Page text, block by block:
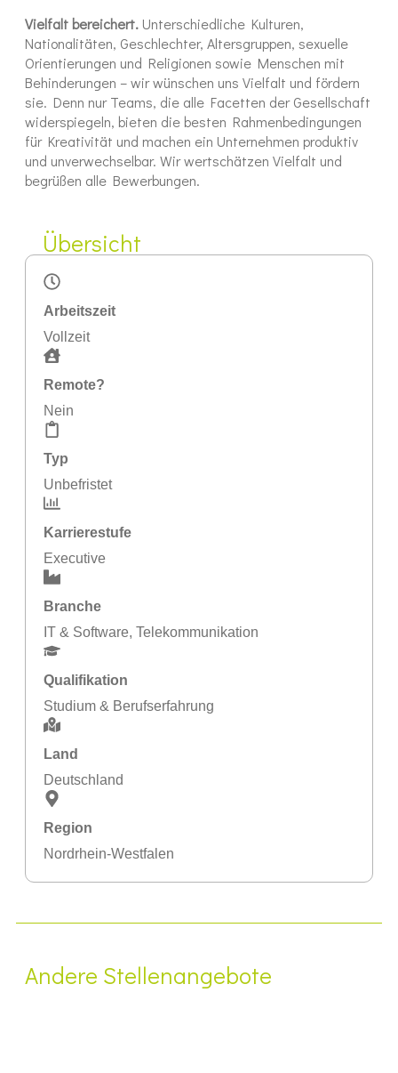
Vielfalt bereichert. Unterschiedliche Kulturen,
Nationalitäten, Geschlechter, Altersgruppen, sexuelle
Orientierungen und Religionen sowie Menschen mit
Behinderungen – wir wünschen uns Vielfalt und fördern
sie. Denn nur Teams, die alle Facetten der Gesellschaft
widerspiegeln, bieten die besten Rahmenbedingungen
für Kreativität und machen ein Unternehmen produktiv
und unverwechselbar. Wir wertschätzen Vielfalt und
begrüßen alle Bewerbungen.
Übersicht
Arbeitszeit
Vollzeit
Remote?
Nein
Typ
Unbefristet
Karrierestufe
Executive
Branche
IT & Software, Telekommunikation
Qualifikation
Studium & Berufserfahrung
Land
Deutschland
Region
Nordrhein-Westfalen
Andere Stellenangebote